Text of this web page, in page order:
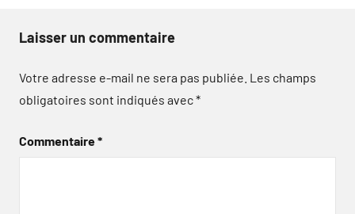
Laisser un commentaire
Votre adresse e-mail ne sera pas publiée. Les champs
obligatoires sont indiqués avec*
Commentaire*